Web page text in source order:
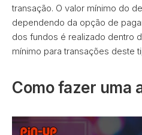
transação. O valor mínimo do
dependendo da opção de
dos fundos é realizado dentro
mínimo para transações deste
Como fazer uma